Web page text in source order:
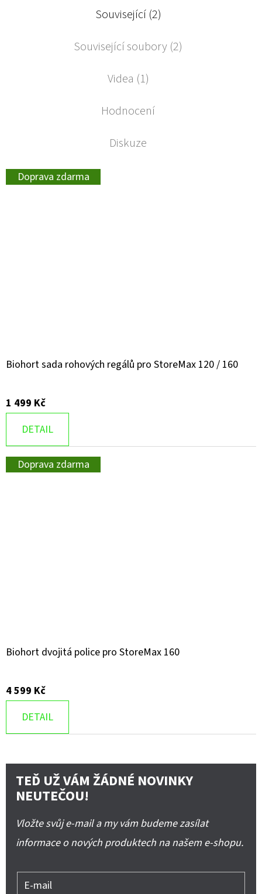
Související (2)
Související soubory (2)
Videa (1)
Hodnocení
Diskuze
Doprava zdarma
Biohort sada rohových regálů pro StoreMax 120 / 160
1 499 Kč
DETAIL
Doprava zdarma
Biohort dvojitá police pro StoreMax 160
4 599 Kč
DETAIL
TEĎ UŽ VÁM ŽÁDNÉ NOVINKY
NEUTEČOU!
Vložte svůj e-mail a my vám budeme zasílat
informace o nových produktech na našem e-shopu.
E-mail